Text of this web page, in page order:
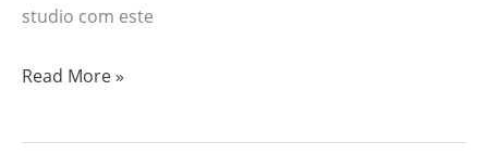
studio com este
Read More »